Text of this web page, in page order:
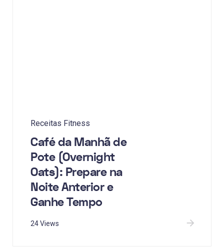
Receitas Fitness
Café da Manhã de
Pote (Overnight
Oats): Prepare na
Noite Anterior e
Ganhe Tempo
24 Views